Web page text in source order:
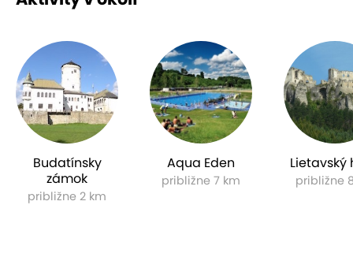
Budatínsky
zámok
približne 2 km
Aqua Eden
približne 7 km
Lietavský
približne